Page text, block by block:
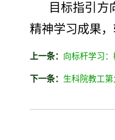
目标指引方
精神学习成果
上一条： 向标杆学习
下一条： 生科院教工